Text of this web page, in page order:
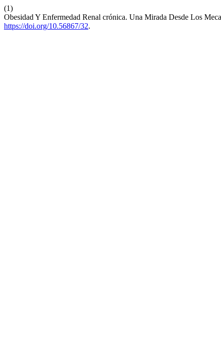
(1)
Obesidad Y Enfermedad Renal crónica. Una Mirada Desde Los
https://doi.org/10.56867/32.